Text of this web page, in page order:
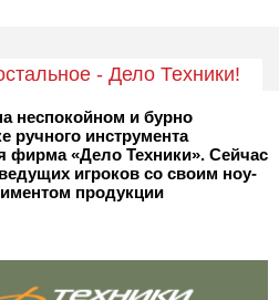
- Дело Техники!
неспокойном и бурно
ручного инструмента
фирма «Дело Техники». Сейчас
игроков со своим ноу-
продукции